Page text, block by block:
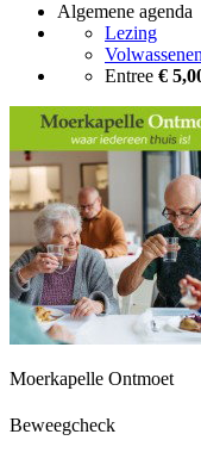
Algemene agenda
Lezing
Volwassenen
Entree €
Moerkapelle Ontmoet
Beweegcheck